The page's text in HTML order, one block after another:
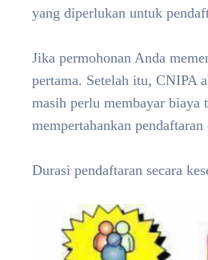
yang diperlukan untuk
Jika permohonan Anda
pertama. Setelah itu, CNIPA
masih perlu membayar biaya
mempertahankan
Durasi pendaftaran secara